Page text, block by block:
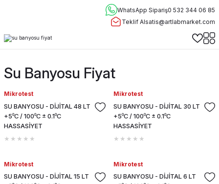
WhatsApp Sipariş0 532 344 06 85
Teklif Alsatis@artlabmarket.com
Su Banyosu Fiyat
Mikrotest
SU BANYOSU - DİJİTAL 48 LT
+5⁰C / 100⁰C ± 0.1⁰C
HASSASİYET
Mikrotest
SU BANYOSU - DİJİTAL 30 LT
+5⁰C / 100⁰C ± 0.1⁰C
HASSASİYET
Mikrotest
SU BANYOSU - DİJİTAL 15 LT
Mikrotest
SU BANYOSU - DİJİTAL 6 LT